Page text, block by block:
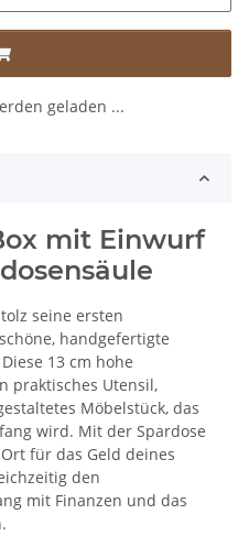
geladen ...
mit Einwurf
seine ersten
handgefertigte
13 cm hohe
praktisches Utensil,
Möbelstück, das
wird. Mit der Spardose
für das Geld deines
den
mit Finanzen und das